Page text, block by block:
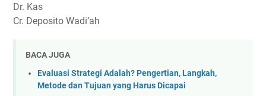
Dr. Kas
Cr. Deposito Wadi’ah
BACA JUGA
Evaluasi Strategi Adalah? Pengertian, Langkah,
Metode dan Tujuan yang Harus Dicapai